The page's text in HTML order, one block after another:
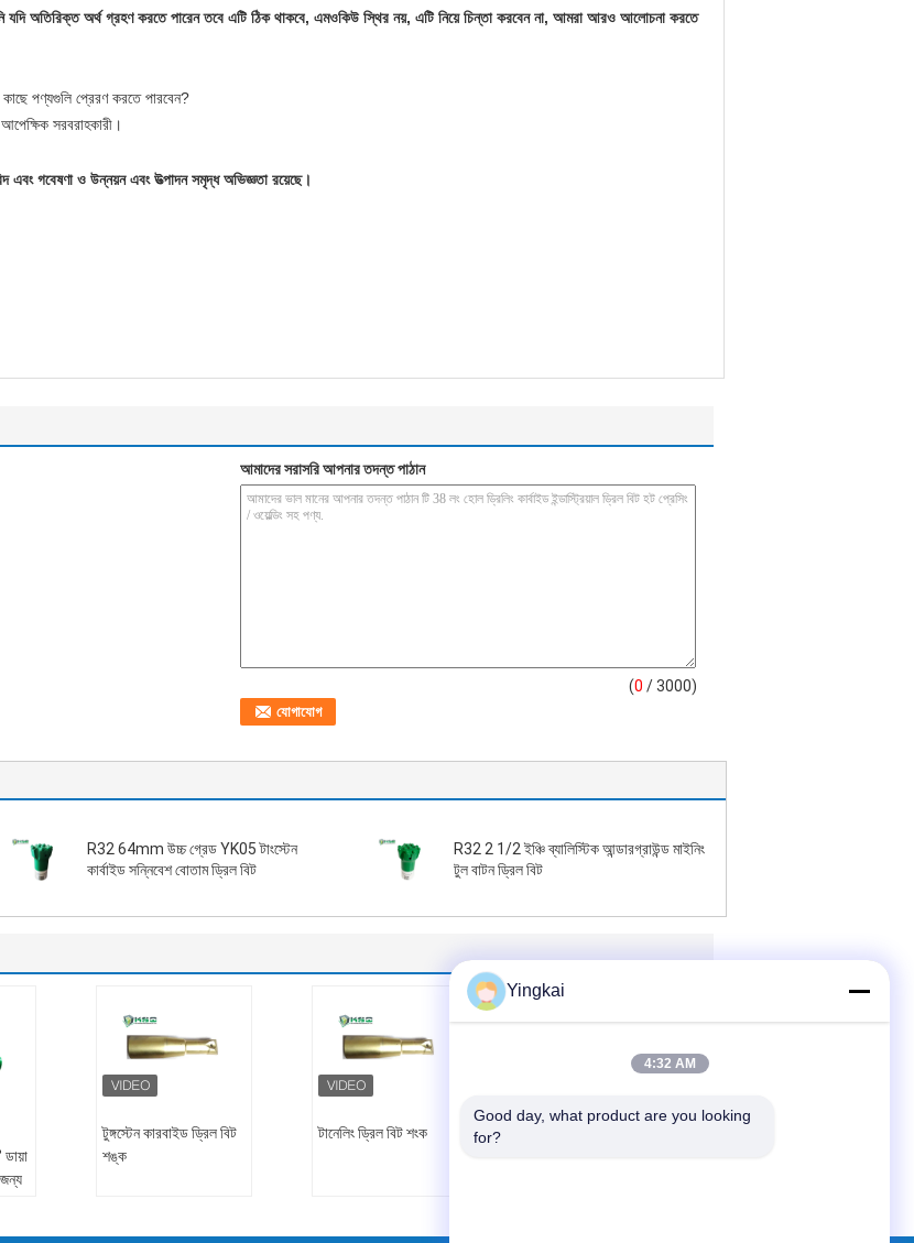
যদি অতিরিক্ত অর্থ গ্রহণ করতে পারেন তবে এটি ঠিক থাকবে, এমওকিউ স্থির নয়, এটি নিয়ে চিন্তা করবেন না, আমরা আরও আলোচনা করতে
পণ্যগুলি প্রেরণ করতে পারবেন?
সরবরাহকারী।
এবং গবেষণা ও উন্নয়ন এবং উত্পাদন সমৃদ্ধ অভিজ্ঞতা রয়েছে।
আমাদের সরাসরি আপনার তদন্ত পাঠান
(0 / 3000)
R32 64mm উচ্চ গ্রেড YK05 টাংস্টেন
কার্বাইড সন্নিবেশ বোতাম ড্রিল বিট
R32 2 1/2 ইঞ্চি ব্যালিস্টিক আন্ডারগ্রাউন্ড মাইনিং
টুল বাটন ড্রিল বিট
টুঙ্গস্টেন কারবাইড ড্রিল বিট
শঙ্ক
টানেলিং ড্রিল বিট শংক
Yingkai
4:32 AM
Good day, what product are you looking
for?